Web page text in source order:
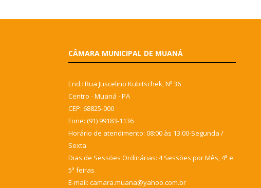
CÂMARA MUNICIPAL DE MUANÁ
End.: Rua Juscelino Kubitschek, Nº 36
Centro - Muaná - PA
CEP: 68825-000
Fone: (91) 99183-1136
Horário de atendimento: 08:00 às 13:00-Segunda /
Sexta
Dias de Sessões Ordinárias: 4 Sessões por Mês, 4ª e
5ª feiras
E-mail: camara.muana@yahoo.com.br